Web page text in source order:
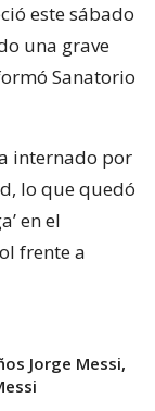
este sábado
una grave
Sanatorio
internado por
lo que quedó
en el
frente a
Jorge Messi,